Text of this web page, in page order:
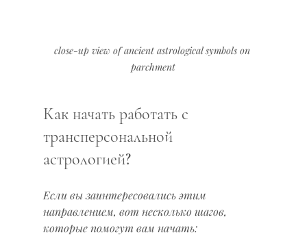
close-up view of ancient astrological symbols on
parchment
Как начать работать с
трансперсональной
астрологией?
Если вы заинтересовались этим
направлением, вот несколько шагов,
которые помогут вам начать: